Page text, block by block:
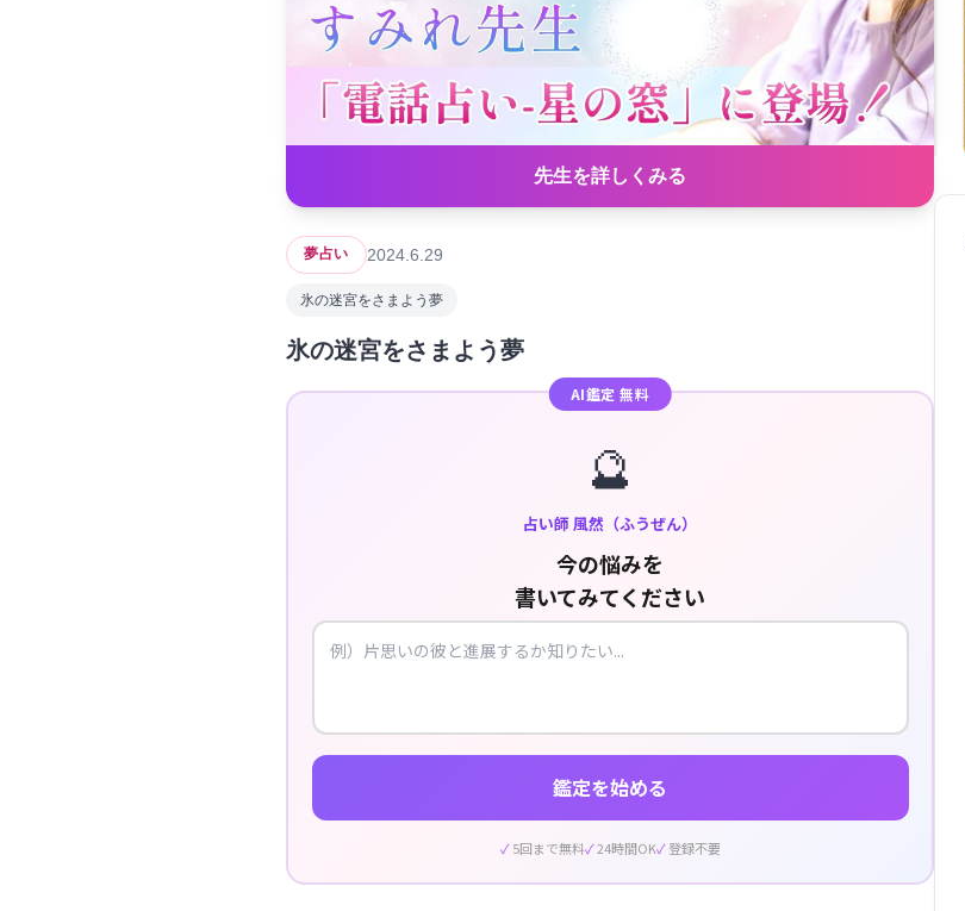
先生を詳しくみる
夢占い 2024.6.29
氷の迷宮をさまよう夢
氷の迷宮をさまよう夢
AI鑑定 無料
🔮
占い師 風然（ふうぜん）
今の悩みを
書いてみてください
鑑定を始める
5回まで無料 24時間OK 登録不要